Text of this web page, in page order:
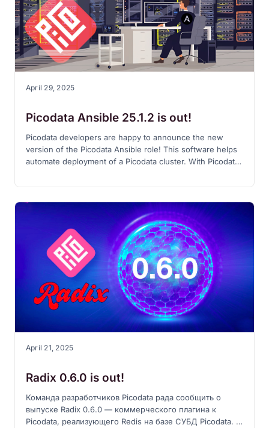
April 29, 2025
Picodata Ansible 25.1.2 is out!
Picodata developers are happy to announce the new
version of the Picodata Ansible role! This software helps
automate deployment of a Picodata cluster. With Picodata
April 21, 2025
Radix 0.6.0 is out!
Команда разработчиков Picodata рада сообщить о
выпуске Radix 0.6.0 — коммерческого плагина к
Picodata, реализующего Redis на базе СУБД Picodata. В